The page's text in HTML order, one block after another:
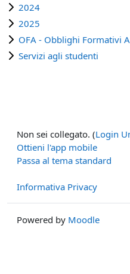
2024
2025
OFA - Obblighi Formativi
Servizi agli studenti
Non sei collegato. (Login
Ottieni l'app mobile
Passa al tema standard
Informativa Privacy
Powered by Moodle